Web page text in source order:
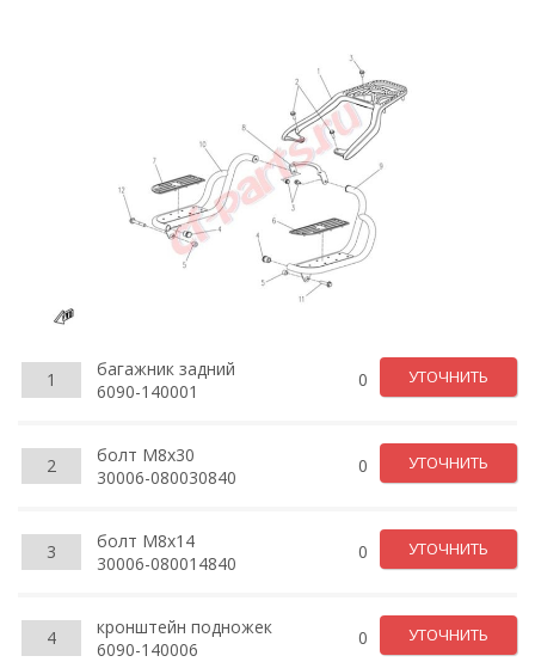
1
багажник задний
6090-140001
0 УТОЧНИТЬ
2
болт M8x30
30006-080030840
0 УТОЧНИТЬ
3
болт М8х14
30006-080014840
0 УТОЧНИТЬ
4
кронштейн подножек
6090-140006
0 УТОЧНИТЬ